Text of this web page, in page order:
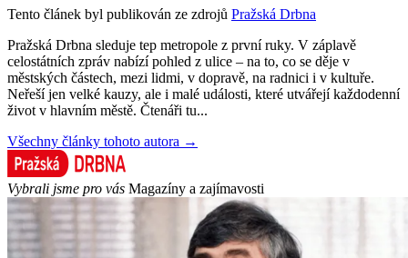
Tento článek byl publikován ze zdrojů Pražská Drbna
Pražská Drbna sleduje tep metropole z první ruky. V záplavě
celostátních zpráv nabízí pohled z ulice – na to, co se děje v
městských částech, mezi lidmi, v dopravě, na radnici i v kultuře.
Neřeší jen velké kauzy, ale i malé události, které utvářejí každodenní
život v hlavním městě. Čtenáři tu...
Všechny články tohoto autora →
Vybrali jsme pro vás Magazíny a zajímavosti